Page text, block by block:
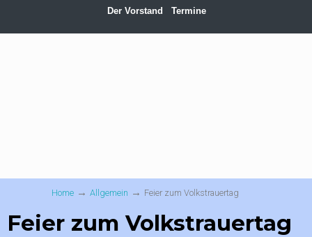
Der Vorstand Termine
Home → Allgemein → Feier zum Volkstrauertag
Feier zum Volkstrauertag